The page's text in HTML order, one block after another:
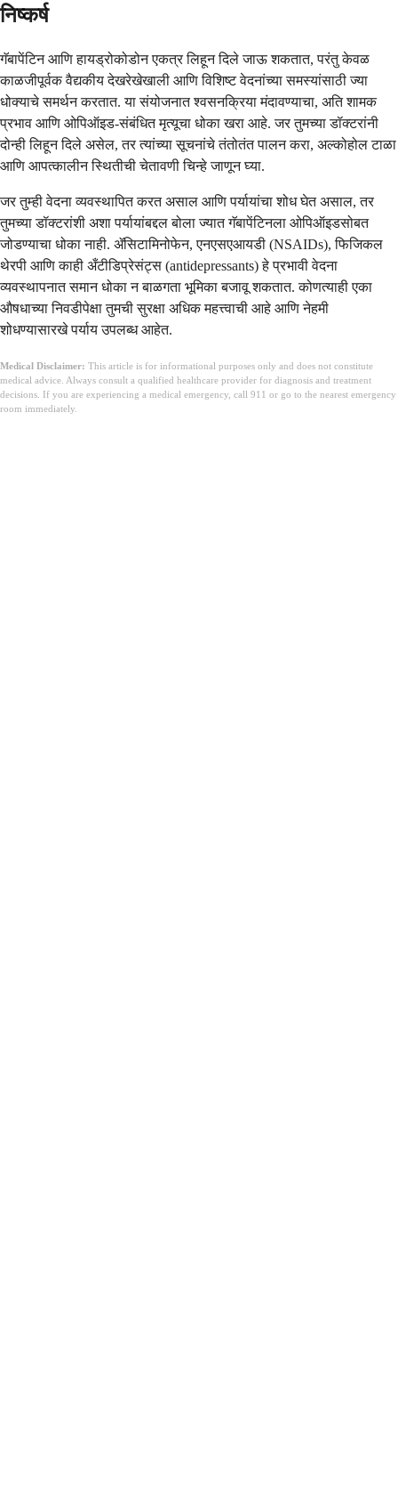
निष्कर्ष
गॅबापेंटिन आणि हायड्रोकोडोन एकत्र लिहून दिले जाऊ शकतात, परंतु केवळ
काळजीपूर्वक वैद्यकीय देखरेखेखाली आणि विशिष्ट वेदनांच्या समस्यांसाठी ज्या
धोक्याचे समर्थन करतात. या संयोजनात श्वसनक्रिया मंदावण्याचा, अति शामक
प्रभाव आणि ओपिऑइड-संबंधित मृत्यूचा धोका खरा आहे. जर तुमच्या डॉक्टरांनी
दोन्ही लिहून दिले असेल, तर त्यांच्या सूचनांचे तंतोतंत पालन करा, अल्कोहोल टाळा
आणि आपत्कालीन स्थितीची चेतावणी चिन्हे जाणून घ्या.
जर तुम्ही वेदना व्यवस्थापित करत असाल आणि पर्यायांचा शोध घेत असाल, तर
तुमच्या डॉक्टरांशी अशा पर्यायांबद्दल बोला ज्यात गॅबापेंटिनला ओपिऑइडसोबत
जोडण्याचा धोका नाही. ॲसिटामिनोफेन, एनएसएआयडी (NSAIDs), फिजिकल
थेरपी आणि काही अँटीडिप्रेसंट्स (antidepressants) हे प्रभावी वेदना
व्यवस्थापनात समान धोका न बाळगता भूमिका बजावू शकतात. कोणत्याही एका
औषधाच्या निवडीपेक्षा तुमची सुरक्षा अधिक महत्त्वाची आहे आणि नेहमी
शोधण्यासारखे पर्याय उपलब्ध आहेत.
Medical Disclaimer: This article is for informational purposes only and does not constitute
medical advice. Always consult a qualified healthcare provider for diagnosis and treatment
decisions. If you are experiencing a medical emergency, call 911 or go to the nearest emergency
room immediately.